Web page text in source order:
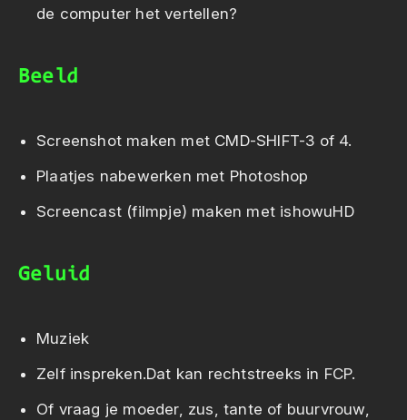
de computer het vertellen?
Beeld
Screenshot maken met CMD-SHIFT-3 of 4.
Plaatjes nabewerken met Photoshop
Screencast (filmpje) maken met ishowuHD
Geluid
Muziek
Zelf inspreken.Dat kan rechtstreeks in FCP.
Of vraag je moeder, zus, tante of buurvrouw,